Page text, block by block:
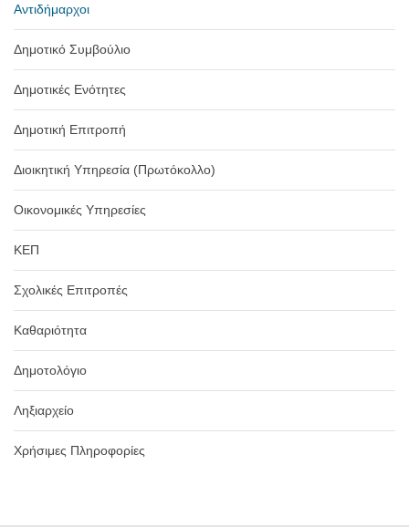
Αντιδήμαρχοι
Δημοτικό Συμβούλιο
Δημοτικές Ενότητες
Δημοτική Επιτροπή
Διοικητική Υπηρεσία (Πρωτόκολλο)
Οικονομικές Υπηρεσίες
ΚΕΠ
Σχολικές Επιτροπές
Καθαριότητα
Δημοτολόγιο
Ληξιαρχείο
Χρήσιμες Πληροφορίες